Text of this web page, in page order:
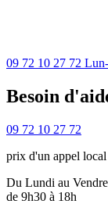
09 72 10 27 72
Besoin
09 72 10 27 72
prix d'un appel local
Du Lundi au
de 9h30 à 18h